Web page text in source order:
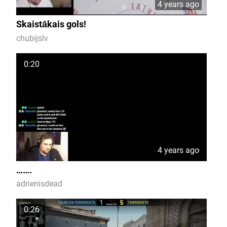
4 years ago
Skaistākais gols!
chubijslv
0:20
4 years ago
…….
adrienisdead
0:26